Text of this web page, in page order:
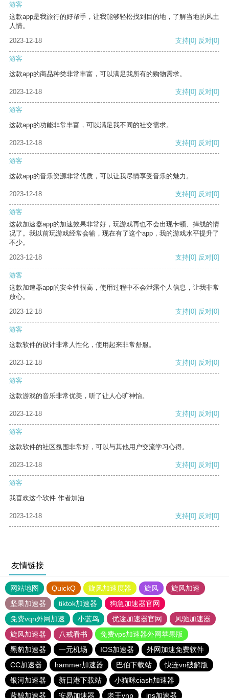
游客
这款app是我旅行的好帮手，让我能够轻松找到目的地，了解当地的风土
人情。
2023-12-18
支持[0] 反对[0]
游客
这款app的商品种类非常丰富，可以满足我所有的购物需求。
2023-12-18 支持[0] 反对[0]
游客
这款app的功能非常丰富，可以满足我不同的社交需求。
2023-12-18 支持[0] 反对[0]
游客
这款app的音乐资源非常优质，可以让我尽情享受音乐的魅力。
2023-12-18 支持[0] 反对[0]
游客
这款加速器app的加速效果非常好，玩游戏再也不会出现卡顿、掉线的情
况了。我以前玩游戏经常会输，现在有了这个app，我的游戏水平提升了
不少。
2023-12-18
支持[0] 反对[0]
游客
这款加速器app的安全性很高，使用过程中不会泄露个人信息，让我非常
放心。
2023-12-18
支持[0] 反对[0]
游客
这款软件的设计非常人性化，使用起来非常舒服。
2023-12-18 支持[0] 反对[0]
游客
这款游戏的音乐非常优美，听了让人心旷神怡。
2023-12-18 支持[0] 反对[0]
游客
这款软件的社区氛围非常好，可以与其他用户交流学习心得。
2023-12-18 支持[0] 反对[0]
游客
我喜欢这个软件 作者加油
2023-12-18 支持[0] 反对[0]
友情链接
网站地图 QuickQ 旋风加速度器 旋风
旋风加速
坚果加速器
tiktok加速器
狗急加速器官网
免费vqn外网加速
小蓝鸟 优途加速器官网
风驰加速器
旋风加速器
八戒看书
免费vps加速器外网苹果版
黑豹加速器
一元机场 IOS加速器
外网加速免费软件
CC加速器
hammer加速器 巴伯下载站
快连vn破解版
银河加速器
新日港下载站
小猫咪ciash加速器
蓝鲸加速器
安易加速器 老王vnp ins加速器